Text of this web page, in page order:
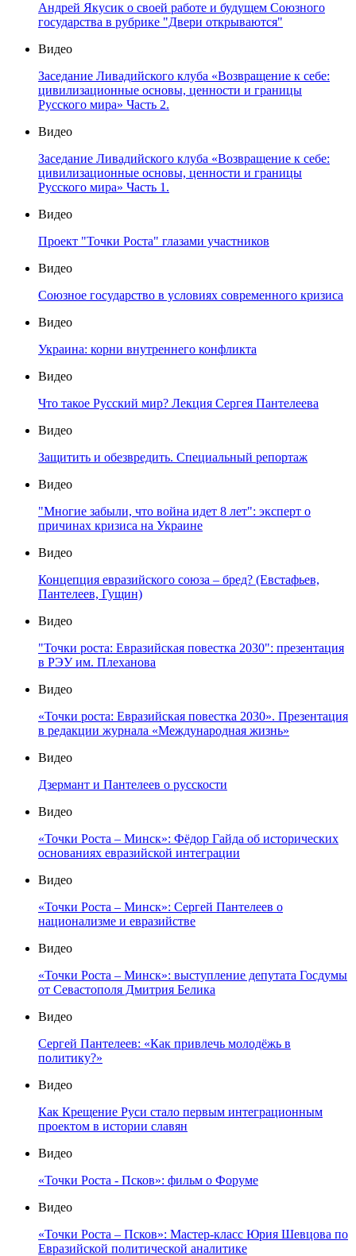
Андрей Якусик о своей работе и будущем Союзного
государства в рубрике "Двери открываются"
Видео
Заседание Ливадийского клуба «Возвращение к себе:
цивилизационные основы, ценности и границы
Русского мира» Часть 2.
Видео
Заседание Ливадийского клуба «Возвращение к себе:
цивилизационные основы, ценности и границы
Русского мира» Часть 1.
Видео
Проект "Точки Роста" глазами участников
Видео
Союзное государство в условиях современного кризиса
Видео
Украина: корни внутреннего конфликта
Видео
Что такое Русский мир? Лекция Сергея Пантелеева
Видео
Защитить и обезвредить. Специальный репортаж
Видео
"Многие забыли, что война идет 8 лет": эксперт о
причинах кризиса на Украине
Видео
Концепция евразийского союза – бред? (Евстафьев,
Пантелеев, Гущин)
Видео
"Точки роста: Евразийская повестка 2030": презентация
в РЭУ им. Плеханова
Видео
«Точки роста: Евразийская повестка 2030». Презентация
в редакции журнала «Международная жизнь»
Видео
Дзермант и Пантелеев о русскости
Видео
«Точки Роста – Минск»: Фёдор Гайда об исторических
основаниях евразийской интеграции
Видео
«Точки Роста – Минск»: Сергей Пантелеев о
национализме и евразийстве
Видео
«Точки Роста – Минск»: выступление депутата Госдумы
от Севастополя Дмитрия Белика
Видео
Сергей Пантелеев: «Как привлечь молодёжь в
политику?»
Видео
Как Крещение Руси стало первым интеграционным
проектом в истории славян
Видео
«Точки Роста - Псков»: фильм о Форуме
Видео
«Точки Роста – Псков»: Мастер-класс Юрия Шевцова по
Евразийской политической аналитике